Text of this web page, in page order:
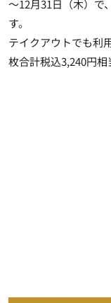
～12月31日（木）で
す。
テイクアウトでも利
枚合計税込3,240円相